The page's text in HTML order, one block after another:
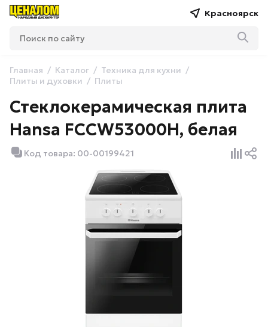
Красноярск
Главная Каталог
Техника для кухни
Плиты и духовки
Плиты
Стеклокерамическая плита
Hansa FCCW53000H, белая
Код товара: 00-00199421